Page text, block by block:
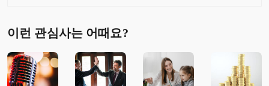
이런 관심사는 어때요?